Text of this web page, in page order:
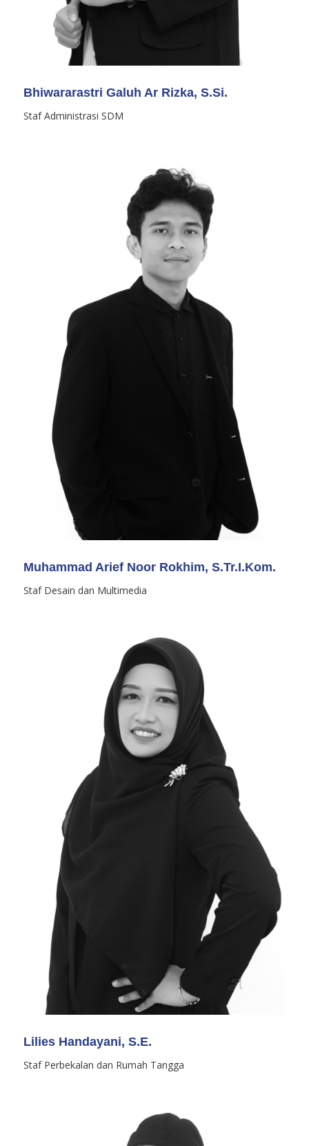
Bhiwararastri Galuh Ar Rizka, S.Si.
Staf Administrasi SDM
Muhammad Arief Noor Rokhim, S.Tr.I.Kom.
Staf Desain dan Multimedia
Lilies Handayani, S.E.
Staf Perbekalan dan Rumah Tangga